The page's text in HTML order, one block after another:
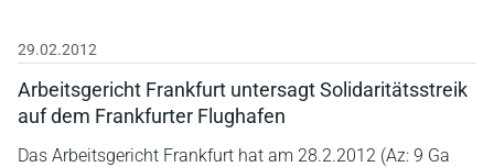
29.02.2012
Arbeitsgericht Frankfurt untersagt Solidaritätsstreik
auf dem Frankfurter Flughafen
Das Arbeitsgericht Frankfurt hat am 28.2.2012 (Az: 9 Ga